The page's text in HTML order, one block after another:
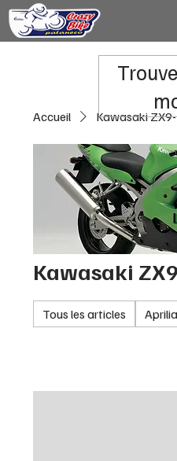
Accueil Kawasaki
Kawasaki
Tous les articles Aprilia